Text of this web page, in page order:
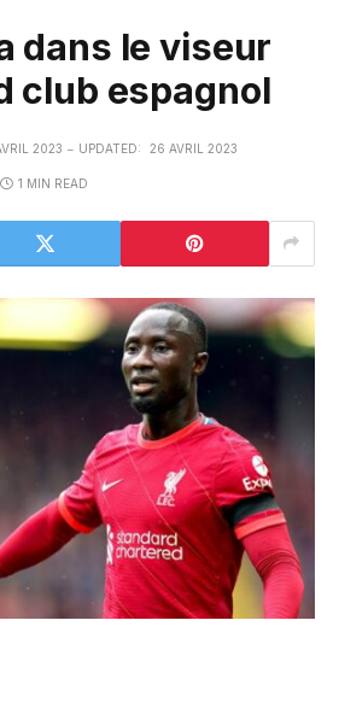
dans le viseur
club espagnol
2023 UPDATED: 26 AVRIL 2023
1 MIN READ